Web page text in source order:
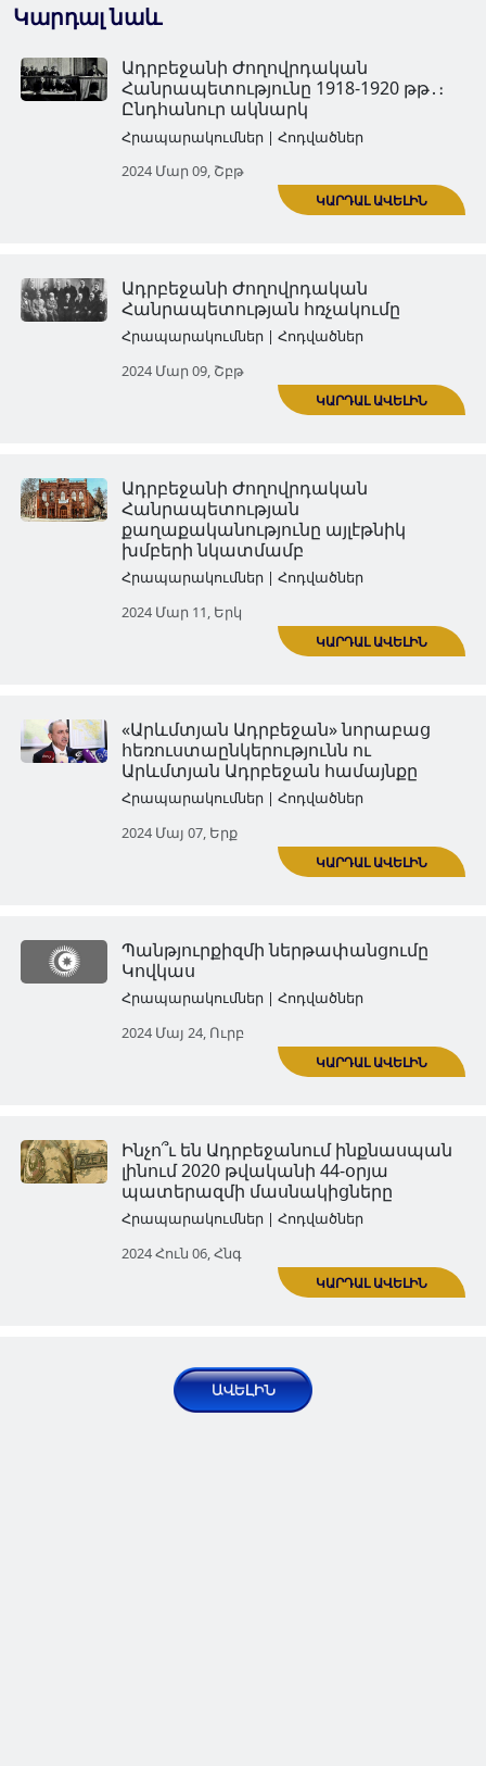
Կարդալ նաև
Ադրբեջանի Ժողովրդական
Հանրապետությունը 1918-
Ընդհանուր ակնարկ